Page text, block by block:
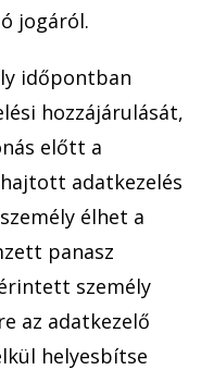
jogáról.
időpontban
hozzájárulását,
előtt a
adatkezelés
élhet a
panasz
személy
az adatkezelő
helyesbítse